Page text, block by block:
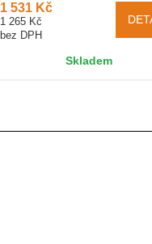
1 531 Kč
1 265 Kč
bez DPH
Skladem